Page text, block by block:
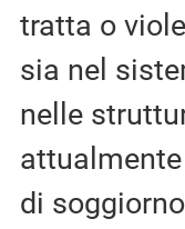
tratta o
sia nel
nelle
di